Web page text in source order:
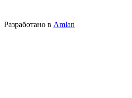
Разработано в Amlan